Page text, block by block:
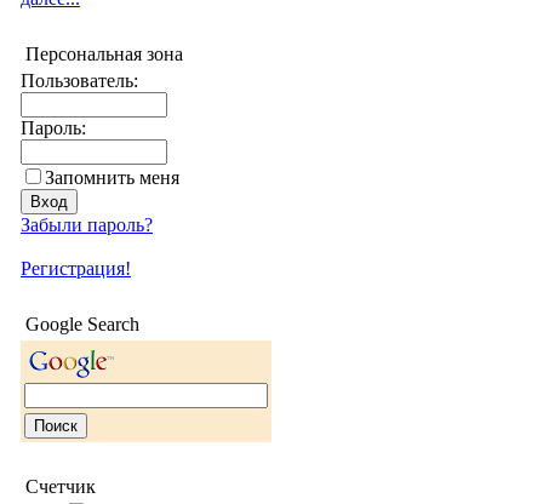
Персональная зона
Пользователь:
Пароль:
Запомнить меня
Забыли пароль?
Регистрация!
Google Search
Счетчик